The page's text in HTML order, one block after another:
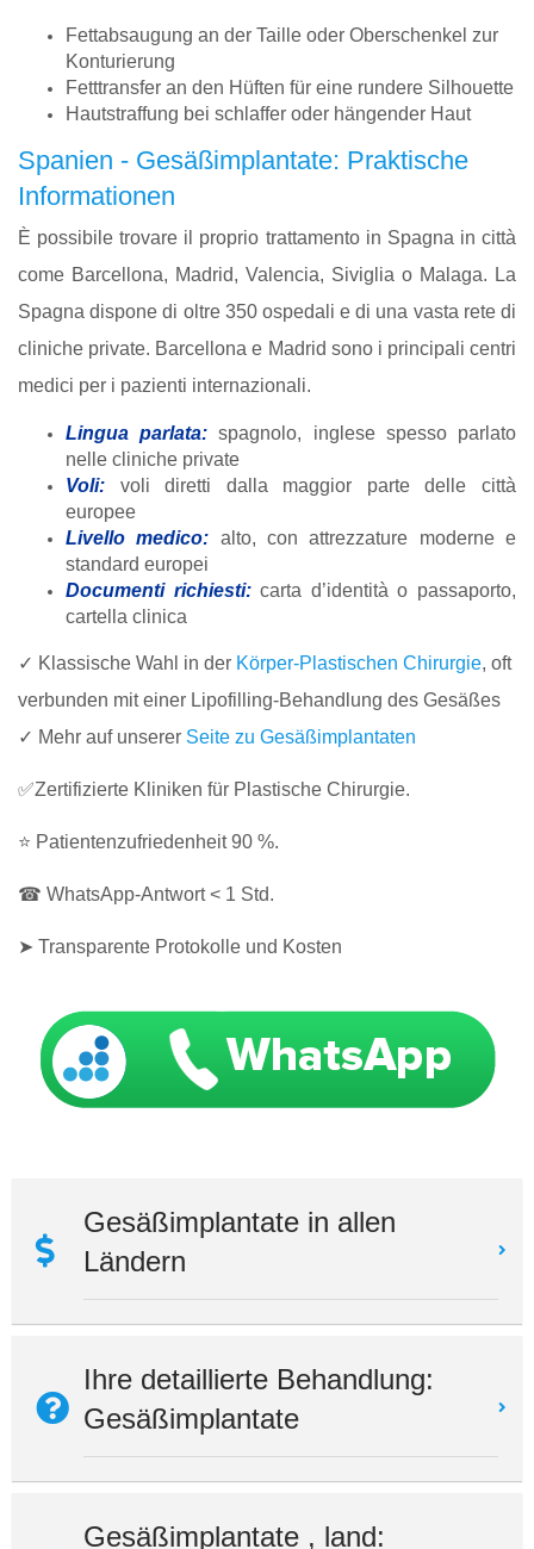
Fettabsaugung an der Taille oder Oberschenkel zur
Konturierung
Fetttransfer an den Hüften für eine rundere Silhouette
Hautstraffung bei schlaffer oder hängender Haut
Spanien - Gesäßimplantate: Praktische
Informationen
È possibile trovare il proprio trattamento in Spagna in città
come Barcellona, Madrid, Valencia, Siviglia o Malaga. La
Spagna dispone di oltre 350 ospedali e di una vasta rete di
cliniche private. Barcellona e Madrid sono i principali centri
medici per i pazienti internazionali.
Lingua parlata:spagnolo, inglese spesso parlato
nelle cliniche private
Voli: voli diretti dalla maggior parte delle città
europee
Livello medico: alto, con attrezzature moderne e
standard europei
Documenti richiesti:carta d’identità o passaporto,
cartella clinica
✓ Klassische Wahl in der Körper-Plastischen Chirurgie, oft
verbunden mit einer Lipofilling-Behandlung des Gesäßes
✓ Mehr auf unserer Seite zu Gesäßimplantaten
✅Zertifizierte Kliniken für Plastische Chirurgie.
⭐ Patientenzufriedenheit 90 %.
☎ WhatsApp-Antwort < 1 Std.
➤ Transparente Protokolle und Kosten
Gesäßimplantate in allen
Ländern
Ihre detaillierte Behandlung:
Gesäßimplantate
Gesäßimplantate , land: